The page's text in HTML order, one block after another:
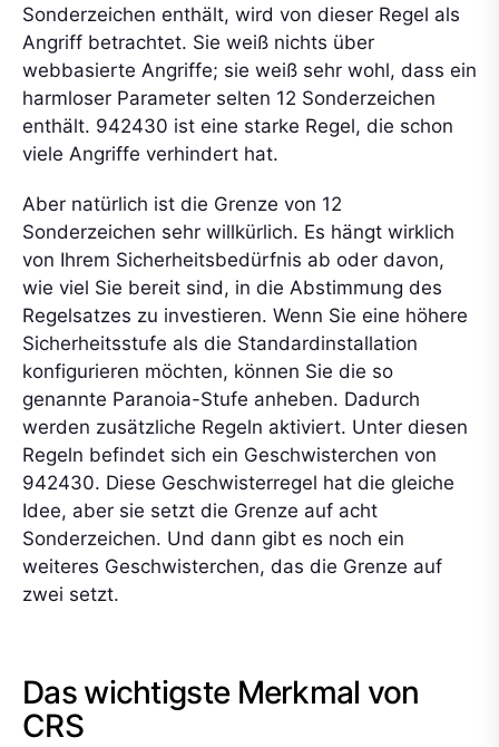
Sonderzeichen enthält, wird von dieser Regel als
Angriff betrachtet. Sie weiß nichts über
webbasierte Angriffe; sie weiß sehr wohl, dass ein
harmloser Parameter selten 12 Sonderzeichen
enthält. 942430 ist eine starke Regel, die schon
viele Angriffe verhindert hat.
Aber natürlich ist die Grenze von 12
Sonderzeichen sehr willkürlich. Es hängt wirklich
von Ihrem Sicherheitsbedürfnis ab oder davon,
wie viel Sie bereit sind, in die Abstimmung des
Regelsatzes zu investieren. Wenn Sie eine höhere
Sicherheitsstufe als die Standardinstallation
konfigurieren möchten, können Sie die so
genannte Paranoia-Stufe anheben. Dadurch
werden zusätzliche Regeln aktiviert. Unter diesen
Regeln befindet sich ein Geschwisterchen von
942430. Diese Geschwisterregel hat die gleiche
Idee, aber sie setzt die Grenze auf acht
Sonderzeichen. Und dann gibt es noch ein
weiteres Geschwisterchen, das die Grenze auf
zwei setzt.
Das wichtigste Merkmal von
CRS